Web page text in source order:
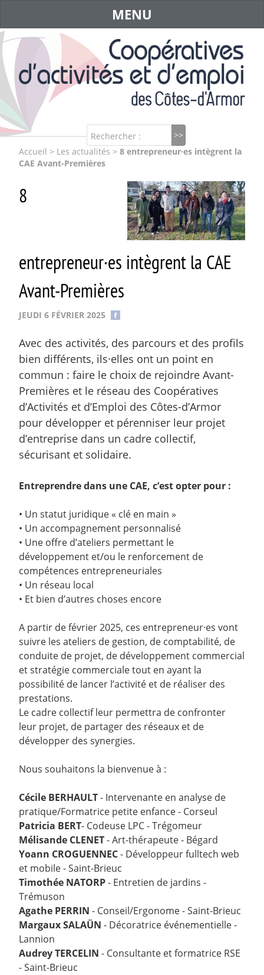
Rechercher :
MENU
Accueil > Les actualités > 8 entrepreneur·es intègrent la
CAE Avant-Premières
8
entrepreneur·es intègrent la CAE
Avant-Premières
JEUDI 6 FÉVRIER 2025
Avec des activités, des parcours et des profils
bien différents, ils·elles ont un point en
commun : faire le choix de rejoindre Avant-
Premières et le réseau des Coopératives
d’Activités et d’Emploi des Côtes-d’Armor
pour développer et pérenniser leur projet
d’entreprise dans un cadre collectif,
sécurisant et solidaire.
Entreprendre dans une CAE, c’est opter pour :
• Un statut juridique « clé en main »
• Un accompagnement personnalisé
• Une offre d’ateliers permettant le
développement et/ou le renforcement de
compétences entrepreneuriales
• Un réseau local
• Et bien d’autres choses encore
A partir de février 2025, ces entrepreneur·es vont
suivre les ateliers de gestion, de comptabilité, de
conduite de projet, de développement commercial
et stratégie commerciale tout en ayant la
possibilité de lancer l’activité et de réaliser des
prestations.
Le cadre collectif leur permettra de confronter
leur projet, de partager des réseaux et de
développer des synergies.
Nous souhaitons la bienvenue à :
Cécile BERHAULT- Intervenante en analyse de
pratique/Formatrice petite enfance - Corseul
Patricia BERT- Codeuse LPC - Trégomeur
Mélisande CLENET- Art-thérapeute - Bégard
Yoann CROGUENNEC- Développeur fulltech web
et mobile - Saint-Brieuc
Timothée NATORP- Entretien de jardins -
Trémuson
Agathe PERRIN - Conseil/Ergonome - Saint-Brieuc
Margaux SALAÜN - Décoratrice événementielle -
Lannion
Audrey TERCELIN - Consultante et formatrice RSE
- Saint-Brieuc